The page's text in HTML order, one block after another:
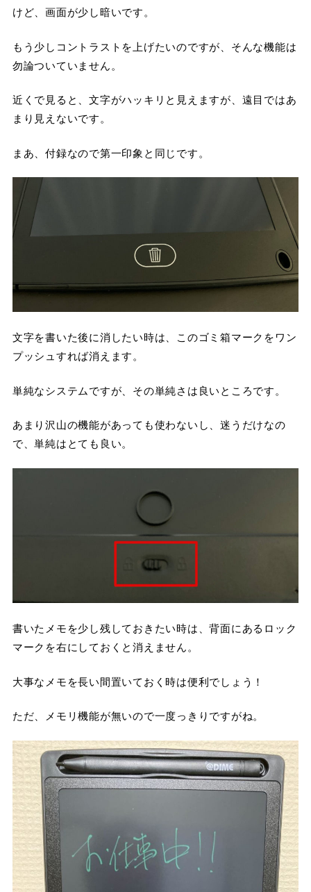
けど、画面が少し暗いです。
もう少しコントラストを上げたいのですが、そんな機能は
勿論ついていません。
近くで見ると、文字がハッキリと見えますが、遠目ではあ
まり見えないです。
まあ、付録なので第一印象と同じです。
文字を書いた後に消したい時は、このゴミ箱マークをワン
プッシュすれば消えます。
単純なシステムですが、その単純さは良いところです。
あまり沢山の機能があっても使わないし、迷うだけなの
で、単純はとても良い。
書いたメモを少し残しておきたい時は、背面にあるロック
マークを右にしておくと消えません。
大事なメモを長い間置いておく時は便利でしょう！
ただ、メモリ機能が無いので一度っきりですがね。